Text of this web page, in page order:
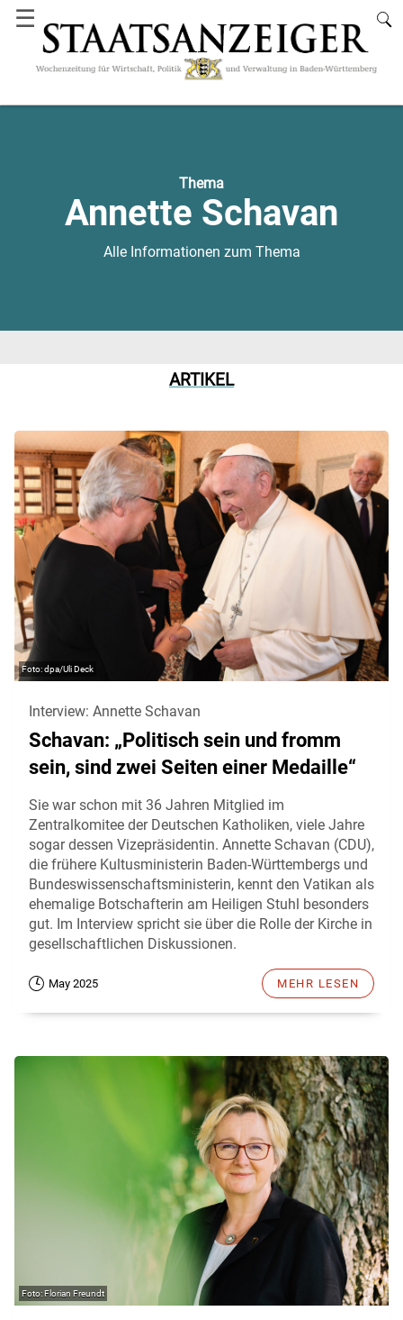
☰
Thema
Annette Schavan
Alle Informationen zum Thema
ARTIKEL
dpa/Uli Deck
Interview: Annette Schavan
Schavan: „Politisch sein und fromm
sein, sind zwei Seiten einer Medaille“
Sie war schon mit 36 Jahren Mitglied im
Zentralkomitee der Deutschen Katholiken, viele Jahre
sogar dessen Vizepräsidentin. Annette Schavan (CDU),
die frühere Kultusministerin Baden-Württembergs und
Bundeswissenschaftsministerin, kennt den Vatikan als
ehemalige Botschafterin am Heiligen Stuhl besonders
gut. Im Interview spricht sie über die Rolle der Kirche in
gesellschaftlichen Diskussionen.
May 2025 MEHR LESEN
Florian Freundt